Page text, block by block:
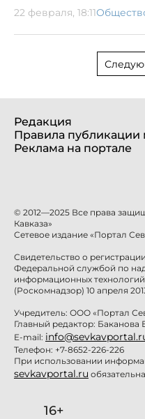
22 февраля, 18:11
Редакция
Правила публикации
Реклама на портале
© 2012—2025 Все права
Кавказа»
Сетевое издание «Портал
Свидетельство о
Федеральной службой по
информационных
(Роскомнадзор) 10 апреля
Учредитель: ООО «Портал
Главный редактор: Баканова
E-mail:
Телефон: +7-8652-226-226
При использовании
sevkavportal.ru
16+